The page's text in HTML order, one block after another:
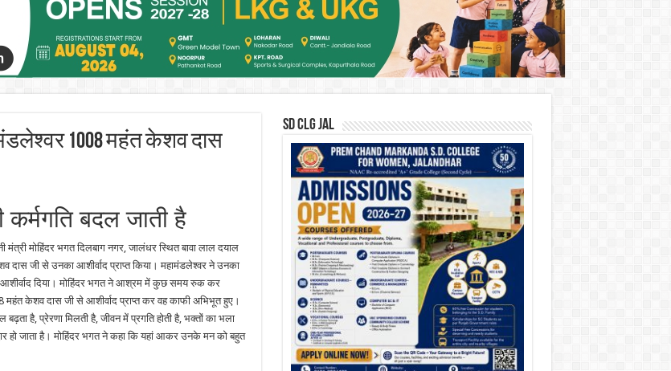
1008 महंत केशव दास
बदल जाती है
मंत्री मोहिंदर भगत दिलबाग नगर, जालंधर स्थित बावा लाल दयाल
जी से उनका आशीर्वाद प्राप्त किया। महामंडलेश्वर ने उनका
आशीर्वाद दिया। मोहिंदर भगत ने आश्रम में कुछ समय रुक कर
केशव दास जी से आशीर्वाद प्राप्त कर वह काफी अभिभूत हुए।
है, प्रेरणा मिलती है, जीवन में प्रगति होती है, भक्तों का भला
हो जाता है। मोहिंदर भगत ने कहा कि यहां आकर उनके मन को बहुत
SD CLG JAL